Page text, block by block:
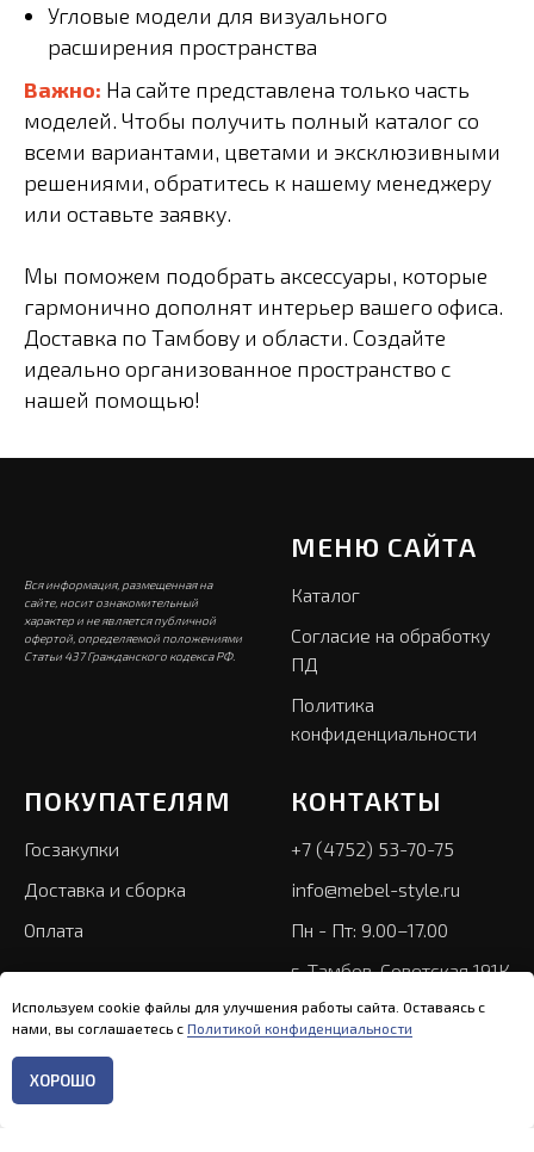
Главная
Угловые модели для визуального
расширения пространства
Важно: На сайте представлена только часть
моделей. Чтобы получить полный каталог со
всеми вариантами, цветами и эксклюзивными
решениями, обратитесь к нашему менеджеру
или оставьте заявку.
Мы поможем подобрать аксессуары, которые
гармонично дополнят интерьер вашего офиса.
Доставка по Тамбову и области. Создайте
идеально организованное пространство с
нашей помощью!
Вся информация, размещенная на
сайте, носит ознакомительный
характер и не является публичной
офертой, определяемой положениями
Статьи 437 Гражданского кодекса РФ.
МЕНЮ САЙТА
Каталог
Согласие на обработку
ПД
Политика
конфиденциальности
ПОКУПАТЕЛЯМ
Госзакупки
Доставка и сборка
Оплата
КОНТАКТЫ
+7 (4752) 53-70-75
info@mebel-style.ru
Пн - Пт: 9.00–17.00
г. Тамбов, Советская 191К
Используем cookie файлы для улучшения работы сайта. Оставаясь с
нами, вы соглашаетесь с Политикой конфиденциальности
ХОРОШО